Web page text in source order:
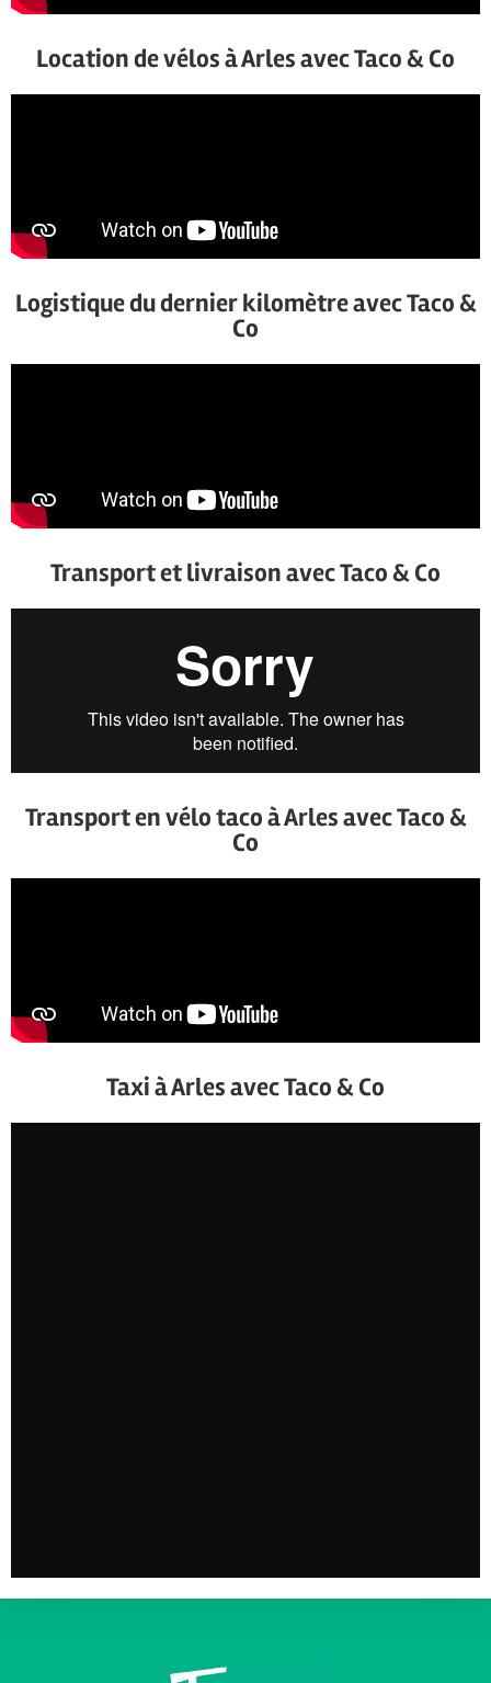
Location de vélos à Arles avec Taco & Co
Logistique du dernier kilomètre avec Taco &
Co
Transport et livraison avec Taco & Co
Transport en vélo taco à Arles avec Taco &
Co
Taxi à Arles avec Taco & Co